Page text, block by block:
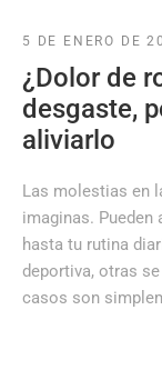
5 DE ENERO DE
¿Dolor de
desgaste,
aliviarlo
Las molestias en
imaginas.
hasta tu rutina
deportiva, otras
casos son